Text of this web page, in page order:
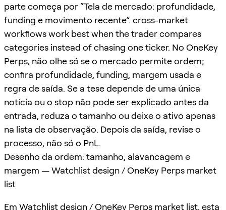
parte começa por “Tela de mercado: profundidade,
funding e movimento recente”. cross-market
workflows work best when the trader compares
categories instead of chasing one ticker. No OneKey
Perps, não olhe só se o mercado permite ordem;
confira profundidade, funding, margem usada e
regra de saída. Se a tese depende de uma única
notícia ou o stop não pode ser explicado antes da
entrada, reduza o tamanho ou deixe o ativo apenas
na lista de observação. Depois da saída, revise o
processo, não só o PnL.
Desenho da ordem: tamanho, alavancagem e
margem — Watchlist design / OneKey Perps market
list
Em Watchlist design / OneKey Perps market list, esta